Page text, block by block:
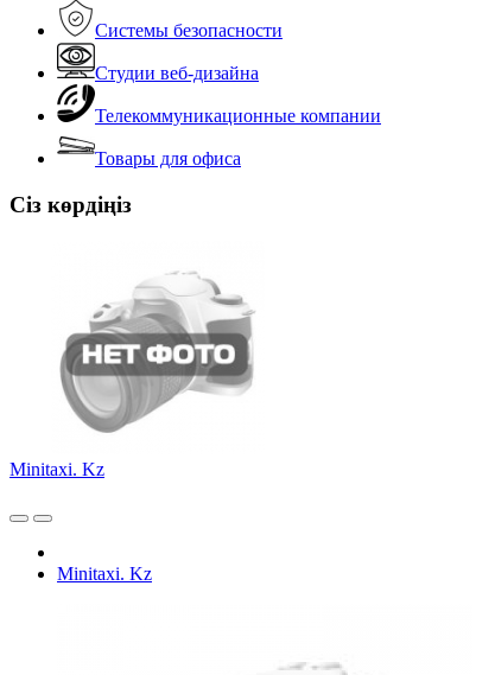
Системы безопасности
Студии веб-дизайна
Телекоммуникационные компании
Товары для офиса
Сіз көрдіңіз
Minitaxi. Kz
Minitaxi. Kz